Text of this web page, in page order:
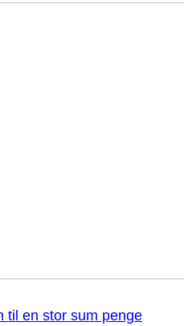
til en stor sum penge